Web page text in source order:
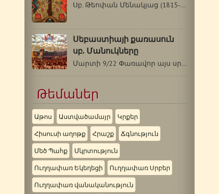
Սբ. Թեոփան Մենակյաց (1815-1894 թթ.) …
Սեբաստիայի քառասուն
սբ. Մանուկները
Մարտի 9/22 Փառավոր այս սրբերը` Սեբաստիայի…
Թեմաներ
Աթոս Աստվածամայր Կրքեր
Հիսուսի աղոթք Հրաշք Ճգնություն
Մեծ Պահք Մկրտություն
Ուղղափառ Եկեղեցի Ուղղափառ Սրբեր
Ուղղափառ վանականություն